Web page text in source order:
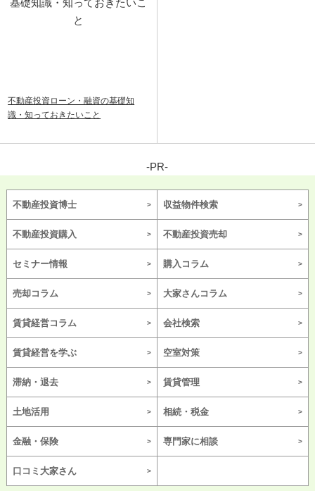
不動産投資ローン・融資の基礎知
識・知っておきたいこと
-PR-
不動産投資博士 収益物件検索
不動産投資購入 不動産投資売却
セミナー情報 購入コラム
売却コラム 大家さんコラム
賃貸経営コラム 会社検索
賃貸経営を学ぶ 空室対策
滞納・退去 賃貸管理
土地活用 相続・税金
金融・保険 専門家に相談
口コミ大家さん